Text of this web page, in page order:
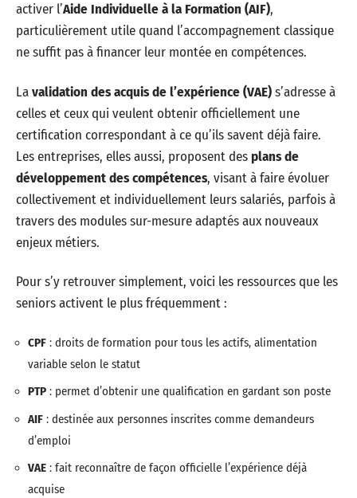
activer l’Aide Individuelle à la Formation (AIF),
particulièrement utile quand l’accompagnement classique
ne suffit pas à financer leur montée en compétences.
Lavalidation des acquis de l’expérience (VAE)s’adresse à
celles et ceux qui veulent obtenir officiellement une
certification correspondant à ce qu’ils savent déjà faire.
Les entreprises, elles aussi, proposent desplans de
développement des compétences, visant à faire évoluer
collectivement et individuellement leurs salariés, parfois à
travers des modules sur-mesure adaptés aux nouveaux
enjeux métiers.
Pour s’y retrouver simplement, voici les ressources que les
seniors activent le plus fréquemment :
CPF : droits de formation pour tous les actifs, alimentation
variable selon le statut
PTP : permet d’obtenir une qualification en gardant son poste
AIF : destinée aux personnes inscrites comme demandeurs
d’emploi
VAE : fait reconnaître de façon officielle l’expérience déjà
acquise